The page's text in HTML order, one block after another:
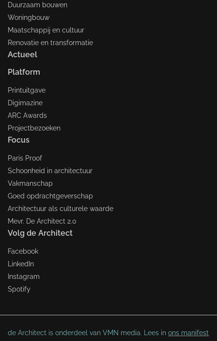
Duurzaam bouwen
Woningbouw
Maatschappij en cultuur
Renovatie en transformatie
Actueel
Platform
Printuitgave
Digimazine
ARC Awards
Projectbezoeken
Focus
Paris Proof
Schoonheid in architectuur
Vakmanschap
Goed opdrachtgeverschap
Architectuur als culturele waarde
Mevr. De Architect 2.0
Volg de Architect
Facebook
LinkedIn
Instagram
Spotify
de Architect is onderdeel van VMN media. Lees in ons manifest